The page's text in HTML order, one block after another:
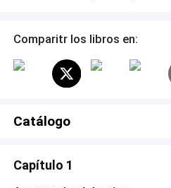
convierte en el centro de
críticas y la vergüenza,
con su parte en esta alianza
Él está decidido a consentirla
atrapada entre un pasado
Comparitr los libros en:
Catálogo
Capítulo 1